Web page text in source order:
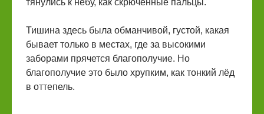
тянулись к небу, как скрюченные пальцы.
Тишина здесь была обманчивой, густой, какая
бывает только в местах, где за высокими
заборами прячется благополучие. Но
благополучие это было хрупким, как тонкий лёд
в оттепель.